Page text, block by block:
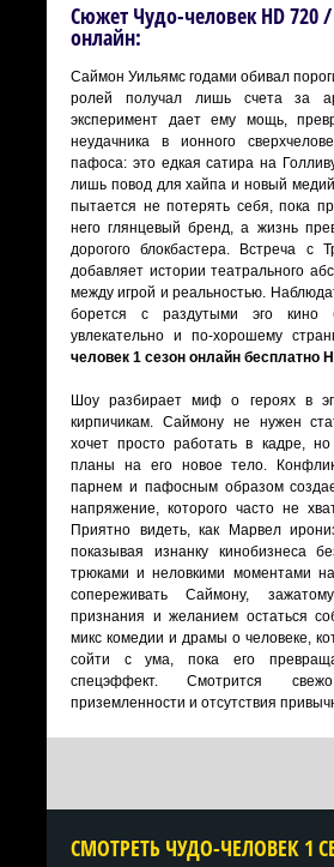
Сюжет Чудо-человек HD 720
онлайн:
Саймон Уильямс годами обивал
ролей получал лишь счета за
эксперимент дает ему мощь,
неудачника в ионного
пафоса: это едкая сатира на
лишь повод для хайпа и новый
пытается не потерять себя, пока
него глянцевый бренд, а жизнь
дорогого блокбастера. Встреча с
добавляет истории театрального
между игрой и реальностью.
борется с раздутыми эго кино
увлекательно и по-хорошему
человек 1 сезон онлайн бесплатно
Шоу разбирает миф о героях в
кирпичикам. Саймону не нужен
хочет просто работать в кадре,
планы на его новое тело.
парнем и пафосным образом
напряжение, которого часто не
Приятно видеть, как Марвел
показывая изнанку кинобизнеса
трюками и неловкими моментами
сопереживать Саймону,
признания и желанием остаться
микс комедии и драмы о человеке,
сойти с ума, пока его
спецэффект. Смотрится
приземленности и отсутствия